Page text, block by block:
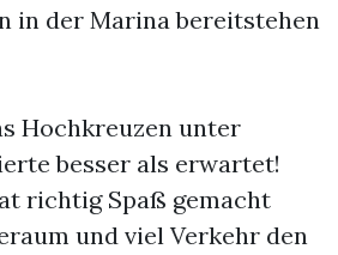
in der Marina bereitstehen
Hochkreuzen unter
besser als erwartet!
richtig Spaß gemacht
und viel Verkehr den